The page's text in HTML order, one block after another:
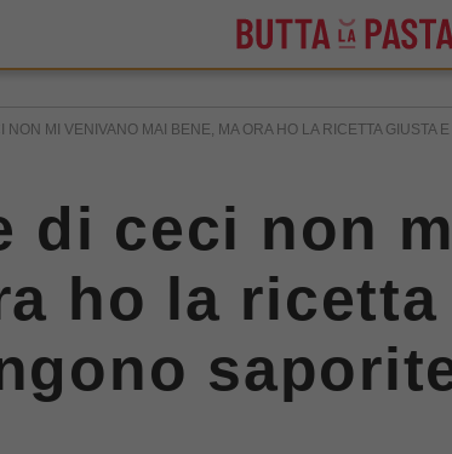
NON MI VENIVANO MAI BENE, MA ORA HO LA RICETTA GIUSTA
di ceci non
ho la